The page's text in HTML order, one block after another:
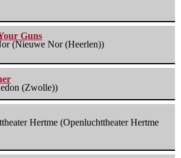
Guns
(Nieuwe Nor (Heerlen))
(Zwolle))
Hertme (Openluchttheater Hertme